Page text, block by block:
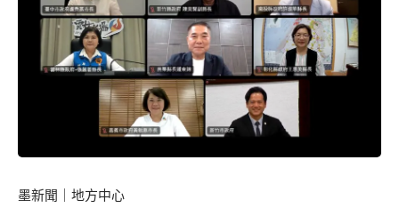
墨新聞
｜地方中心